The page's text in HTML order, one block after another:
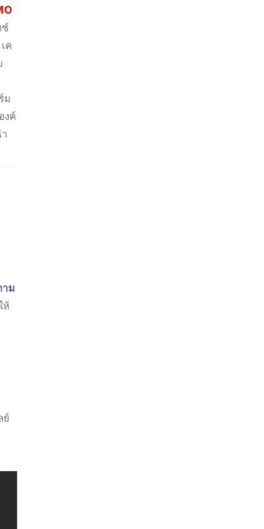
ช์
ค
ม
งค์
าม
ห้
ย์